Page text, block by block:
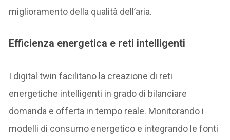
miglioramento della qualità dell’aria.
Efficienza energetica e reti intelligenti
I digital twin facilitano la creazione di reti
energetiche intelligenti in grado di bilanciare
domanda e offerta in tempo reale. Monitorando i
modelli di consumo energetico e integrando le fonti